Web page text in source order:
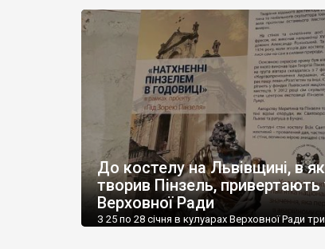
До костелу на Львівщині, в
творив Пінзель, привертають
Верховної Ради
З 25 по 28 січня в кулуарах Верховної Ради